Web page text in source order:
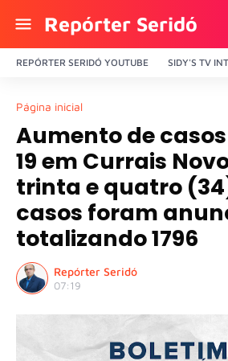
Repórter Seridó
REPÓRTER SERIDÓ YOUTUBE SIDY'S TV
Página inicial
Aumento de
19 em Currais
trinta e quatro
casos foram
totalizando 1796
Repórter Seridó
07:19